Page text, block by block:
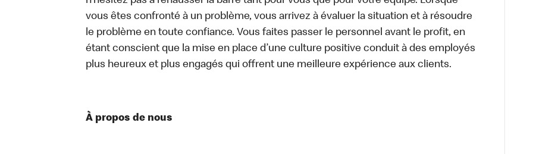
vous êtes confronté à un problème, vous arrivez à évaluer la situation et à résoudre
le problème en toute confiance. Vous faites passer le personnel avant le profit, en
étant conscient que la mise en place d’une culture positive conduit à des employés
plus heureux et plus engagés qui offrent une meilleure expérience aux clients.
À propos de nous